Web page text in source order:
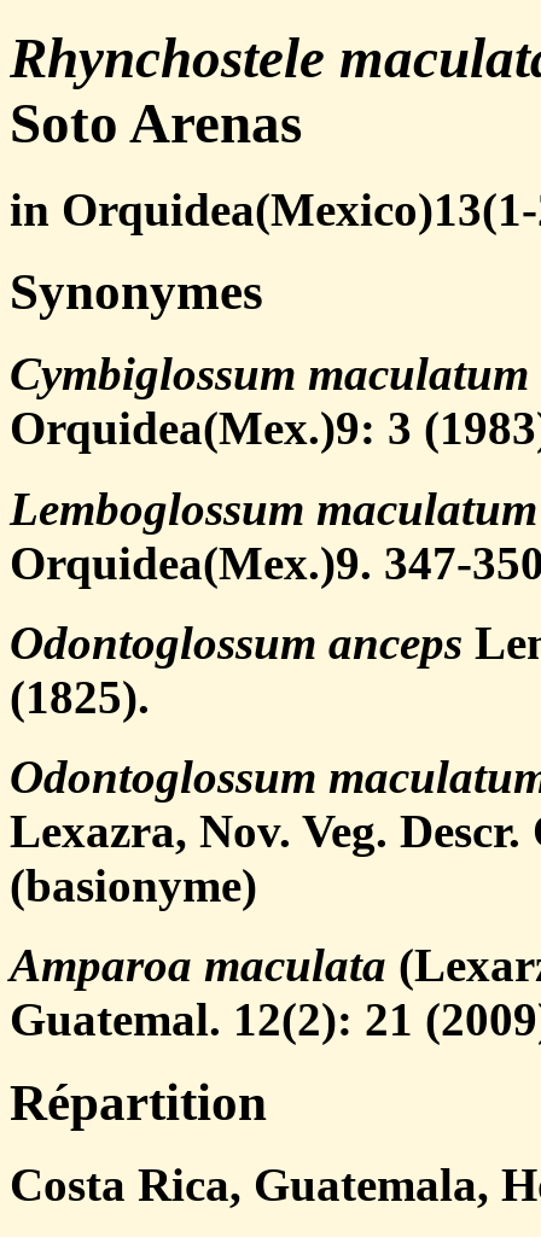
Rhynchostele
Soto Arenas
in
Synonymes
Cymbiglossum maculatum
Orquidea(Mex.)9: 3
Lemboglossum maculatum
Orquidea(Mex.)9. 347-
Odontoglossum anceps
(1825).
Odontoglossum
Lexazra, Nov. Veg.
(basionyme)
Amparoa maculata
Guatemal. 12(2): 21
Répartition
Costa Rica, Guatemala,